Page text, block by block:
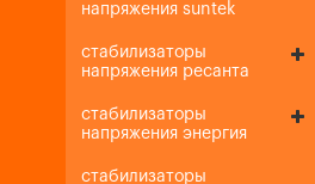
напряжения suntek
стабилизаторы
напряжения ресанта
стабилизаторы
напряжения энергия
стабилизаторы